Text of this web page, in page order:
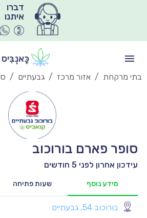
איתנו
כָּאנְבִּיס
בתי מרקחת / אזור מרכז / גבעתיים /
סופר פארם בורוכוב
עידכון אחרון לפני 5 חודשים
מידע נוסף שעות פתיחה
בורוכוב 54, גבעתיים